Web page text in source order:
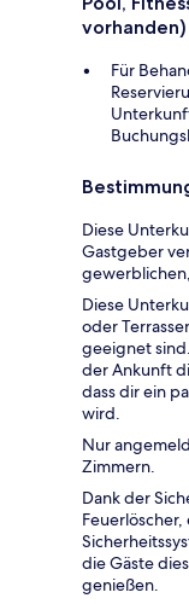
vorhanden)
Für
Diese
Gastgeber
Diese
oder
geeignet
der Ankunft
dass dir ein
wird.
Nur
Zimmern.
Dank der
die Gäste
genießen.